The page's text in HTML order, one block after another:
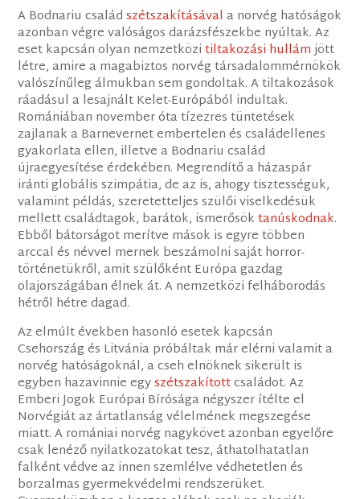
A Bodnariu családszétszakításával a norvég hatóságok
azonban végre valóságos darázsfészekbe nyúltak. Az
eset kapcsán olyan nemzetközitiltakozási hullámjött
létre, amire a magabiztos norvég társadalommérnökök
valószínűleg álmukban sem gondoltak. A tiltakozások
ráadásul a lesajnált Kelet-Európából indultak.
Romániában november óta tízezres tüntetések
zajlanak a Barnevernet embertelen és családellenes
gyakorlata ellen, illetve a Bodnariu család
újraegyesítése érdekében. Megrendítő a házaspár
iránti globális szimpátia, de az is, ahogy tisztességük,
valamint példás, szeretetteljes szülői viselkedésük
mellett családtagok, barátok, ismerősöktanúskodnak.
Ebből bátorságot merítve mások is egyre többen
arccal és névvel mernek beszámolni saját horror-
történetükről, amit szülőként Európa gazdag
olajországában élnek át. A nemzetközi felháborodás
hétről hétre dagad.
Az elmúlt években hasonló esetek kapcsán
Csehország és Litvánia próbáltak már elérni valamit a
norvég hatóságoknál, a cseh elnöknek sikerült is
egyben hazavinnie egyszétszakítottcsaládot. Az
Emberi Jogok Európai Bírósága négyszer ítélte el
Norvégiát az ártatlanság vélelmének megszegése
miatt. A romániai norvég nagykövet azonban egyelőre
csak lenéző nyilatkozatokat tesz, áthatolhatatlan
falként védve az innen szemlélve védhetetlen és
borzalmas gyermekvédelmi rendszerüket.